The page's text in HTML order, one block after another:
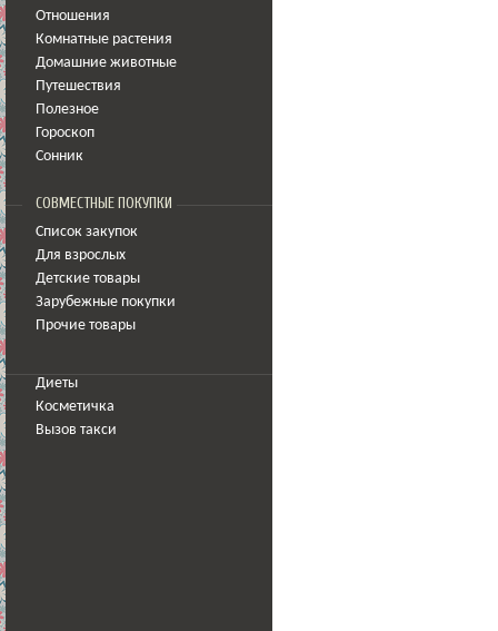
Отношения
Комнатные растения
Домашние животные
Путешествия
Полезное
Гороскоп
Сонник
СОВМЕСТНЫЕ ПОКУПКИ
Список закупок
Для взрослых
Детские товары
Зарубежные покупки
Прочие товары
Диеты
Косметичка
Вызов такси